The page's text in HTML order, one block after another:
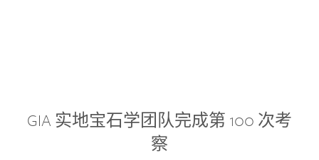
GIA 实地宝石学团队完成第 100 次考
察